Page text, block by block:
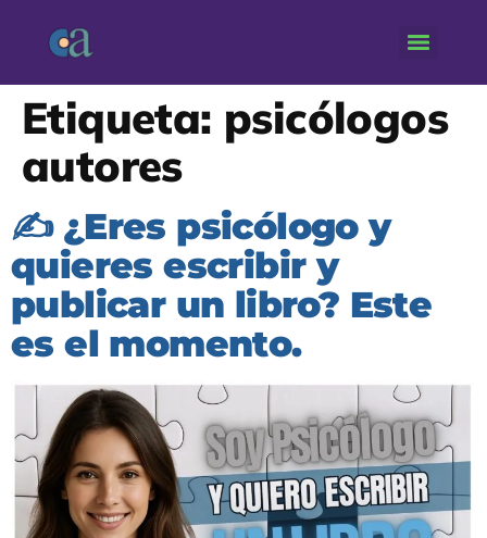
Etiqueta: psicólogos
autores
✍️ ¿Eres psicólogo y
quieres escribir y
publicar un libro? Este
es el momento.